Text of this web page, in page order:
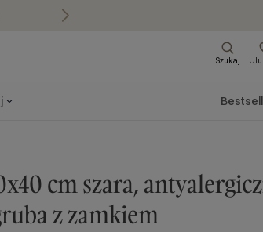
Szukaj
cm szara,
z zamkiem